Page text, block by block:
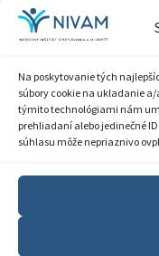
Na poskytovanie tých
súbory cookie na ukladanie
týmito technológiami nám
prehliadaní alebo jedinečné
súhlasu môže nepriaznivo
IČO: 00164348
DIČ: 2020798714